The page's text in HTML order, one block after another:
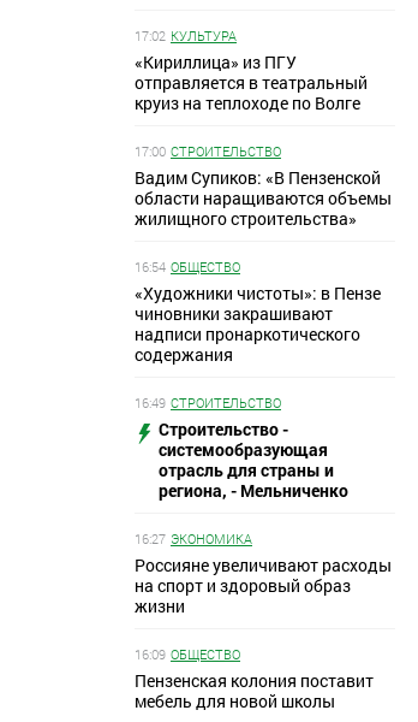
17:02 КУЛЬТУРА
«Кириллица» из ПГУ
отправляется в театральный
круиз на теплоходе по Волге
17:00 СТРОИТЕЛЬСТВО
Вадим Супиков: «В Пензенской
области наращиваются объемы
жилищного строительства»
16:54 ОБЩЕСТВО
«Художники чистоты»: в Пензе
чиновники закрашивают
надписи пронаркотического
содержания
16:49 СТРОИТЕЛЬСТВО
Строительство -
системообразующая
отрасль для страны и
региона, - Мельниченко
16:27 ЭКОНОМИКА
Россияне увеличивают расходы
на спорт и здоровый образ
жизни
16:09 ОБЩЕСТВО
Пензенская колония поставит
мебель для новой школы